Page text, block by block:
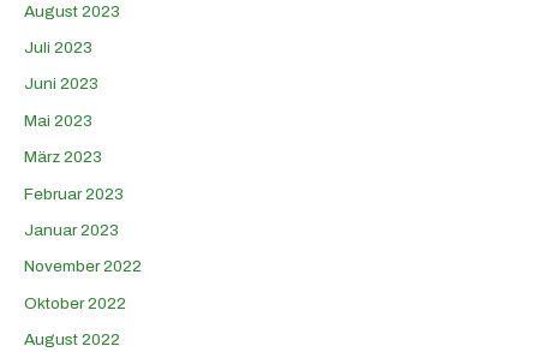
August 2023
Juli 2023
Juni 2023
Mai 2023
März 2023
Februar 2023
Januar 2023
November 2022
Oktober 2022
August 2022